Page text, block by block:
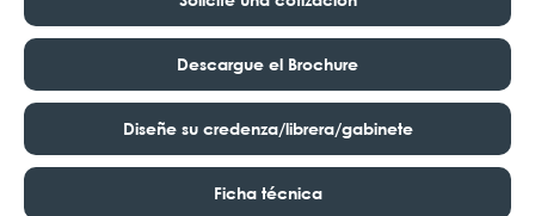
Descargue el Brochure
Diseñe su credenza/librera/gabinete
Ficha técnica